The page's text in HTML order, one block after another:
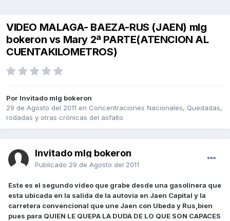
VIDEO MALAGA- BAEZA-RUS (JAEN) mlg
bokeron vs Mary 2ª PARTE(ATENCION AL
CUENTAKILOMETROS)
Por Invitado mlg bokeron
29 de Agosto del 2011 en Concentraciones Nacionales, Quedadas,
rodadas y otras crónicas del asfalto
Invitado mlg bokeron
Publicado 29 de Agosto del 2011
Este es el segundo video que grabe desde una gasolinera que
esta ubicada en la salida de la autovia en Jaen Capital y la
carretera convencional que une Jaen con Ubeda y Rus,bien
pues para QUIEN LE QUEPA LA DUDA DE LO QUE SON CAPACES